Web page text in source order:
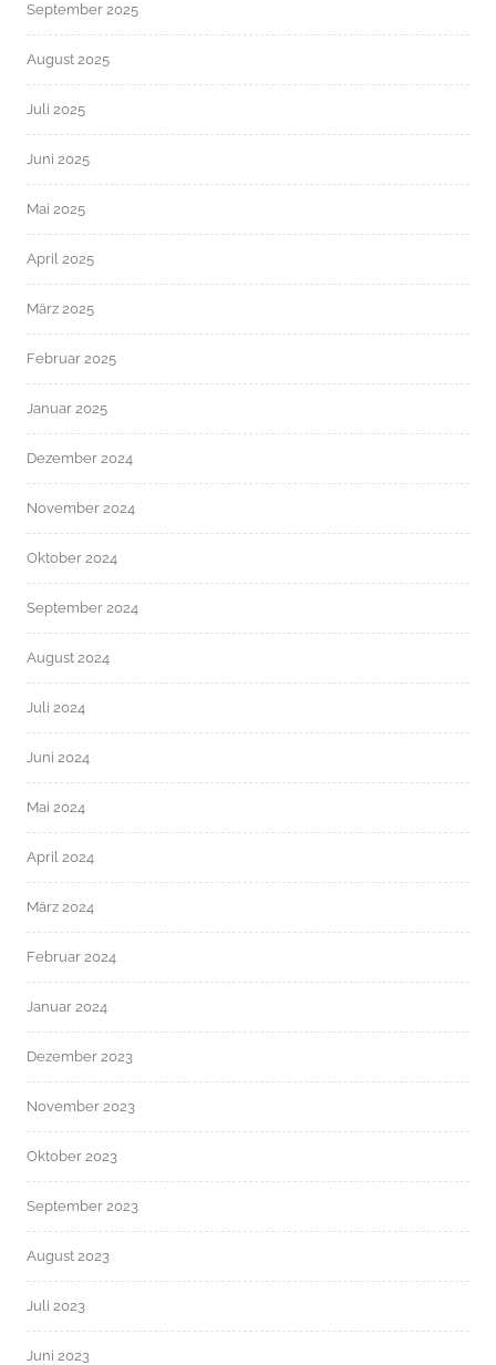
September 2025
August 2025
Juli 2025
Juni 2025
Mai 2025
April 2025
März 2025
Februar 2025
Januar 2025
Dezember 2024
November 2024
Oktober 2024
September 2024
August 2024
Juli 2024
Juni 2024
Mai 2024
April 2024
März 2024
Februar 2024
Januar 2024
Dezember 2023
November 2023
Oktober 2023
September 2023
August 2023
Juli 2023
Juni 2023